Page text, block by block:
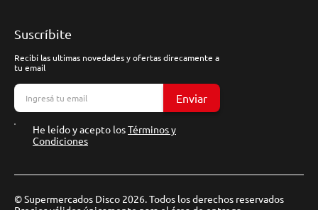
Suscríbite
Recibí las ultimas novedades y ofertas direcamente a
tu email
Enviar
He leído y acepto losTérminos y
Condiciones
© Supermercados Disco 2026. Todos los derechos reservados